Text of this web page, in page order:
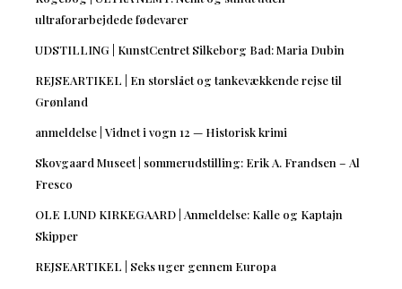
ultraforarbejdede fødevarer
UDSTILLING | KunstCentret Silkeborg Bad: Maria Dubin
REJSEARTIKEL | En storslået og tankevækkende rejse til
Grønland
anmeldelse | Vidnet i vogn 12 — Historisk krimi
Skovgaard Museet | sommerudstilling: Erik A. Frandsen – Al
Fresco
OLE LUND KIRKEGAARD | Anmeldelse: Kalle og Kaptajn
Skipper
REJSEARTIKEL | Seks uger gennem Europa